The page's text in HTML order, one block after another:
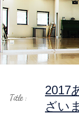
2017
ざい